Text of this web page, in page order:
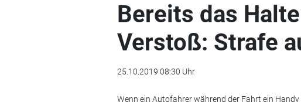
Bereits das
Verstoß: Strafe
25.10.2019 08:30 Uhr
Wenn ein Autofahrer während der Fahrt ein